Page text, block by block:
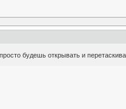
будешь открывать и